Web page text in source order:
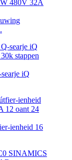
iQ
ienheid 16